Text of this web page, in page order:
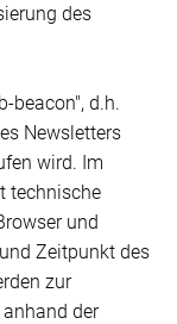
des
beacon", d.h.
Newsletters
wird. Im
technische
und
Zeitpunkt des
zur
anhand der